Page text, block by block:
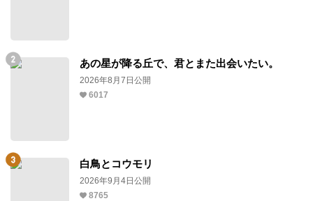
あの星が降る丘で、君とまた出会いたい。
2026年8月7日公開
6017
白鳥とコウモリ
2026年9月4日公開
8765